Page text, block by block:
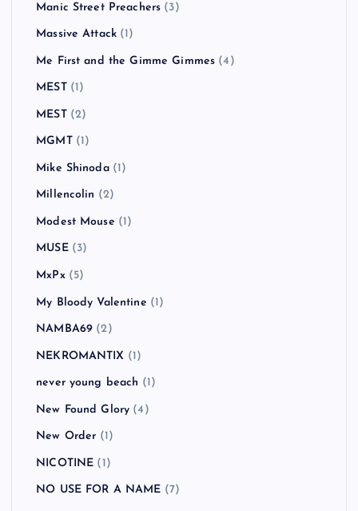
Manic Street Preachers (3)
Massive Attack (1)
Me First and the Gimme Gimmes (4)
MEST(1)
MEST(2)
MGMT(1)
Mike Shinoda(1)
Millencolin (2)
Modest Mouse (1)
MUSE(3)
MxPx(5)
My Bloody Valentine (1)
NAMBA69 (2)
NEKROMANTIX (1)
never young beach (1)
New Found Glory (4)
New Order (1)
NICOTINE (1)
NO USE FOR A NAME (7)